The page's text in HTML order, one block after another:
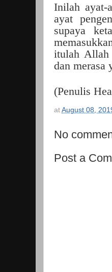
Inilah ayat-
ayat
supaya
itulah Allah
dan merasa
(Penulis
at August 08,
No
Post a